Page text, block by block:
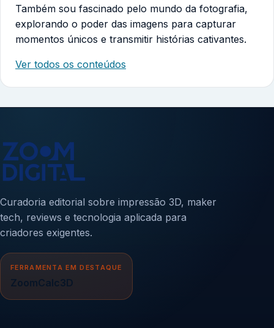
Também sou fascinado pelo mundo da fotografia,
explorando o poder das imagens para capturar
momentos únicos e transmitir histórias cativantes.
Ver todos os conteúdos
Curadoria editorial sobre impressão 3D, maker
tech, reviews e tecnologia aplicada para
criadores exigentes.
FERRAMENTA EM DESTAQUE
ZoomCalc3D